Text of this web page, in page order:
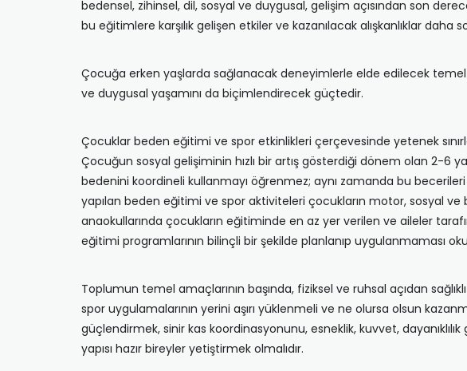
bedensel, zihinsel, dil, sosyal ve duygusal, gelişim açısından son
bu eğitimlere karşılık gelişen etkiler ve kazanılacak alışkanlıklar
Çocuğa erken yaşlarda sağlanacak deneyimlerle elde edilecek temel
ve duygusal yaşamını da biçimlendirecek güçtedir.
Çocuklar beden eğitimi ve spor etkinlikleri çerçevesinde yetenek
Çocuğun sosyal gelişiminin hızlı bir artış gösterdiği dönem olan 2-
bedenini koordineli kullanmayı öğrenmez; aynı zamanda bu
yapılan beden eğitimi ve spor aktiviteleri çocukların motor, sosyal
anaokullarında çocukların eğitiminde en az yer verilen ve aileler
eğitimi programlarının bilinçli bir şekilde planlanıp uygulanmaması
Toplumun temel amaçlarının başında, fiziksel ve ruhsal açıdan
spor uygulamalarının yerini aşırı yüklenmeli ve ne olursa olsun
güçlendirmek, sinir kas koordinasyonunu, esneklik, kuvvet,
yapısı hazır bireyler yetiştirmek olmalıdır.